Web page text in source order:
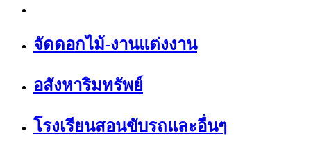
จัดดอกไม้-งานแต่งงาน
อสังหาริมทรัพย์
โรงเรียนสอนขับรถและอื่นๆ